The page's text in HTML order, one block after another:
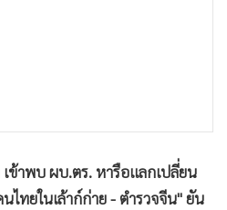
ข้าพบ ผบ.ตร. หารือแลกเปลี่ยน
ไทยในเล้าก์ก่าย - ตำรวจจีน" ยัน